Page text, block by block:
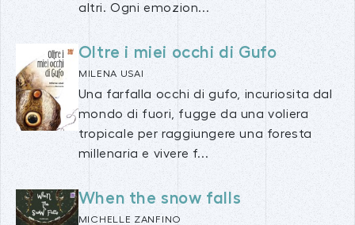
altri. Ogni emozion...
Oltre i miei occhi di Gufo
MILENA USAI
Una farfalla occhi di gufo, incuriosita dal
mondo di fuori, fugge da una voliera
tropicale per raggiungere una foresta
millenaria e vivere f...
When the snow falls
MICHELLE ZANFINO